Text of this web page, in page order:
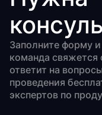
Заполните форму
команда
ответит на
проведения
экспертов по